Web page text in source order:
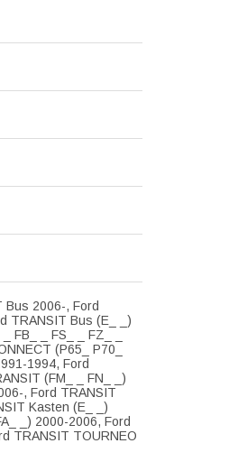
Bus 2006-, Ford
TRANSIT Bus (E_ _)
FB_ _ FS_ _ FZ_ _
(P65_ P70_
1994, Ford
(FM_ _ FN_ _)
, Ford TRANSIT
Kasten (E_ _)
_) 2000-2006, Ford
TRANSIT TOURNEO